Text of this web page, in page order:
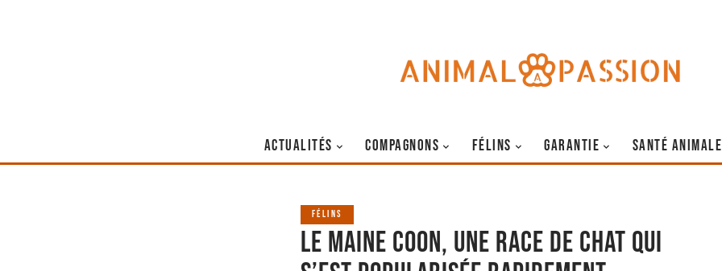
ACTUALITÉS COMPAGNONS FÉLINS GARANTIE SANTÉ ANIMALE
FÉLINS
Le Maine Coon, une race de chat qui